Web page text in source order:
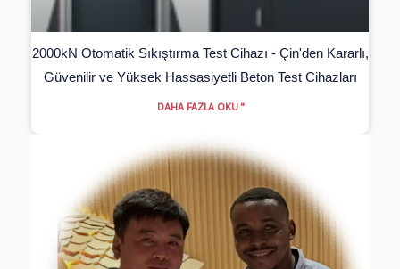
2000kN Otomatik Sıkıştırma Test Cihazı - Çin'den Kararlı,
Güvenilir ve Yüksek Hassasiyetli Beton Test Cihazları
DAHA FAZLA OKU "